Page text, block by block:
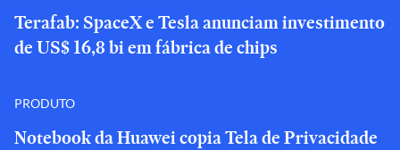
Terafab: SpaceX e Tesla anunciam investimento
de US$ 16,8 bi em fábrica de chips
PRODUTO
Notebook da Huawei copia Tela de Privacidade